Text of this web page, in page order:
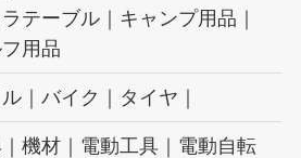
テーブル｜キャンプ用品｜
用品
｜バイク｜タイヤ｜
機材｜電動工具｜電動自転